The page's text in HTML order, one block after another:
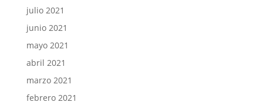
julio 2021
junio 2021
mayo 2021
abril 2021
marzo 2021
febrero 2021